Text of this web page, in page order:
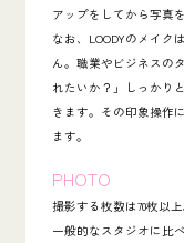
アップをしてから写真
なお、LOODYのメイク
ん。職業やビジネスの
れたいか？」しっかり
きます。その印象操作
ます。
PHOTO
撮影する枚数は70枚以上
一般的なスタジオに比